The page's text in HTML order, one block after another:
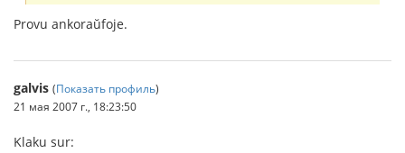
Provu ankoraŭfoje.
galvis (Показать профиль)
21 мая 2007 г., 18:23:50
Klaku sur: